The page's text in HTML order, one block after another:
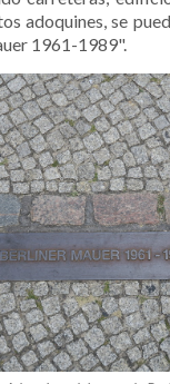
adoquines, se
1961-1989".